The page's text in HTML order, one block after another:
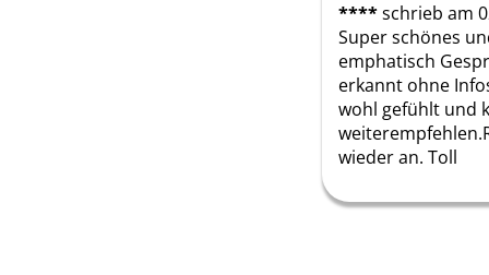
****schrieb am
Super schönes
emphatisch
erkannt ohne
wohl gefühlt und
wieder an. Toll